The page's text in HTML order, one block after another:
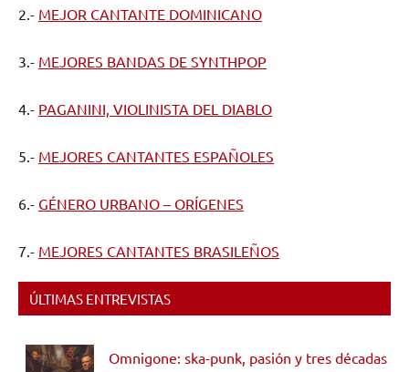
2.- MEJOR CANTANTE DOMINICANO
3.- MEJORES BANDAS DE SYNTHPOP
4.- PAGANINI, VIOLINISTA DEL DIABLO
5.- MEJORES CANTANTES ESPAÑOLES
6.- GÉNERO URBANO – ORÍGENES
7.- MEJORES CANTANTES BRASILEÑOS
ÚLTIMAS ENTREVISTAS
Omnigone: ska-punk, pasión y tres décadas